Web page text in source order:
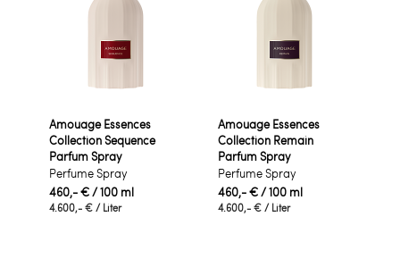
Amouage Essences
Collection Sequence
Parfum Spray
Perfume Spray
460,- €/ 100 ml
4.600,- € / Liter
Amouage Essences
Collection Remain
Parfum Spray
Perfume Spray
460,- €/ 100 ml
4.600,- € / Liter